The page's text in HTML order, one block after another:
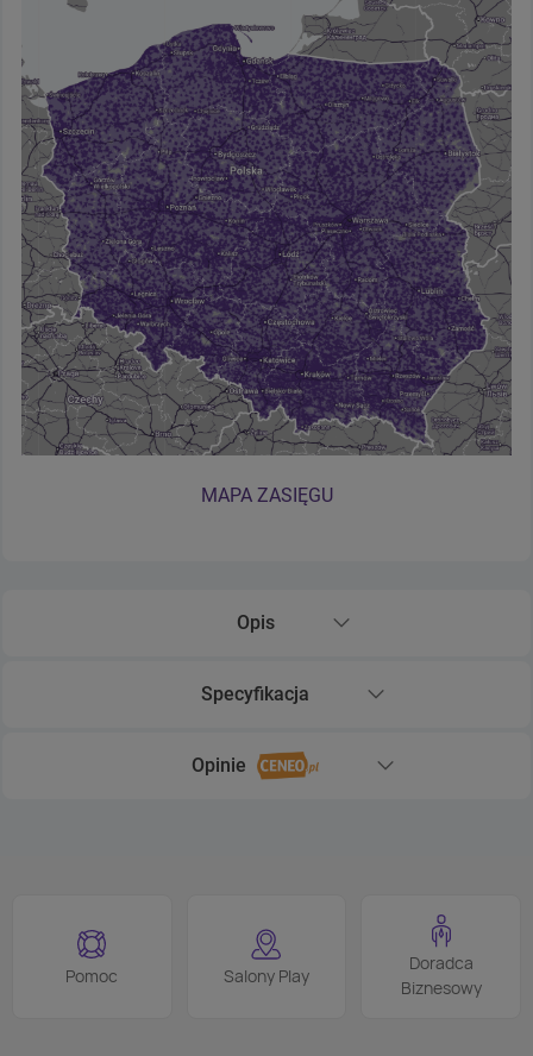
MAPA ZASIĘGU
Opis
Rozwiń sekcję Opis
Specyfikacja
Rozwiń sekcję Specyfikacja
Opinie
Rozwiń sekcję Opinie
Pomoc Salony Play
Doradca
Biznesowy